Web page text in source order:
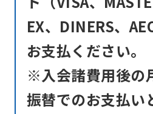
EX、DINERS、
お支払ください。
※入会諸費用後の
振替でのお支払い